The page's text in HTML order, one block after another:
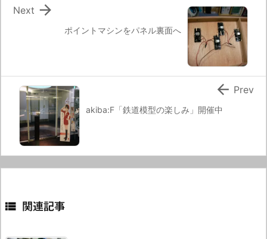
ポイントマシンをパネル裏面へ

Next
akiba:F「鉄道模型の楽しみ」開催中
 Prev
 関連記事